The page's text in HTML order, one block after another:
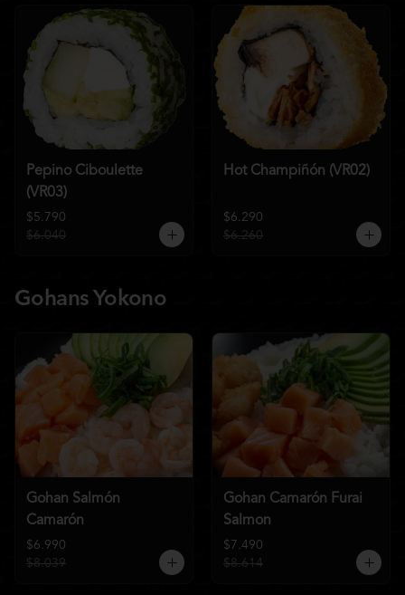
Pepino Ciboulette
(VR03)
$5.790
$6.040
Hot Champiñón (VR02)
$6.290
$6.260
Gohans Yokono
Gohan Salmón
Camarón
$6.990
$8.039
Gohan Camarón Furai
Salmon
$7.490
$8.614